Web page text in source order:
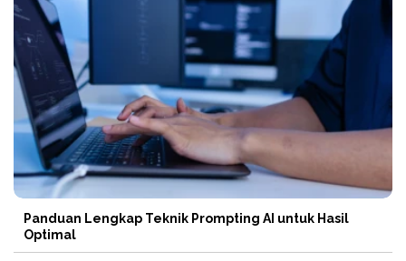
Panduan Lengkap Teknik Prompting AI untuk Hasil
Optimal